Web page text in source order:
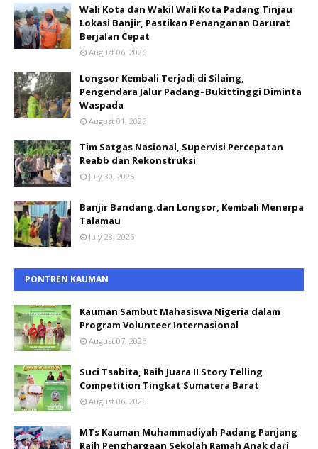
Wali Kota dan Wakil Wali Kota Padang Tinjau
Lokasi Banjir, Pastikan Penanganan Darurat
Berjalan Cepat
August 06, 2026
Longsor Kembali Terjadi di Silaing,
Pengendara Jalur Padang–Bukittinggi Diminta
Waspada
August 01, 2026
Tim Satgas Nasional, Supervisi Percepatan
Reabb dan Rekonstruksi
July 30, 2026
Banjir Bandang.dan Longsor, Kembali Menerpa
Talamau
July 28, 2026
PONTREN KAUMAN
Kauman Sambut Mahasiswa Nigeria dalam
Program Volunteer Internasional
August 07, 2026
Suci Tsabita, Raih Juara II Story Telling
Competition Tingkat Sumatera Barat
August 06, 2026
MTs Kauman Muhammadiyah Padang Panjang
Raih Penghargaan Sekolah Ramah Anak dari